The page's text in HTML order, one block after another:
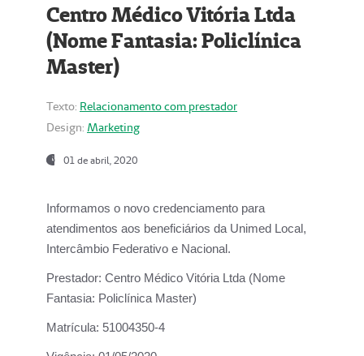
Centro Médico Vitória Ltda
(Nome Fantasia: Policlínica
Master)
Texto: Relacionamento com prestador
Design: Marketing
01 de abril, 2020
Informamos o novo credenciamento para
atendimentos aos beneficiários da Unimed Local,
Intercâmbio Federativo e Nacional.
Prestador: Centro Médico Vitória Ltda (Nome
Fantasia: Policlínica Master)
Matrícula: 51004350-4